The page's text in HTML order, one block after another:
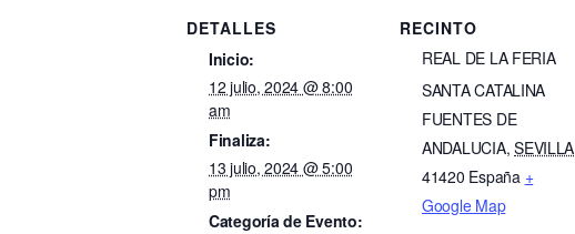
DETALLES
Inicio:
12 julio, 2024 @ 8:00
am
Finaliza:
13 julio, 2024 @ 5:00
pm
Categoría de Evento:
RECINTO
REAL DE LA FERIA
SANTA CATALINA
FUENTES DE
ANDALUCIA, SEVILLA
41420 España +
Google Map